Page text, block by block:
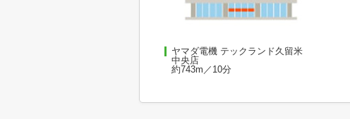
ヤマダ電機 テックランド久留米
中央店
約743m／10分